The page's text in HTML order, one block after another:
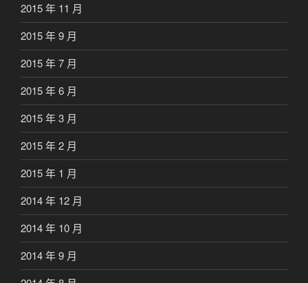
2015 年 11 月
2015 年 9 月
2015 年 7 月
2015 年 6 月
2015 年 3 月
2015 年 2 月
2015 年 1 月
2014 年 12 月
2014 年 10 月
2014 年 9 月